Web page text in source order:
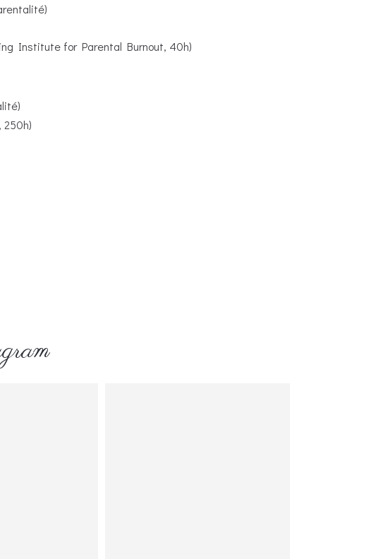
Institute for Parental Burnout, 40h)
250h)